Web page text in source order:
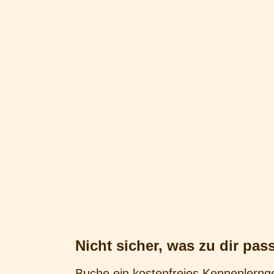
Nicht sicher, was zu dir